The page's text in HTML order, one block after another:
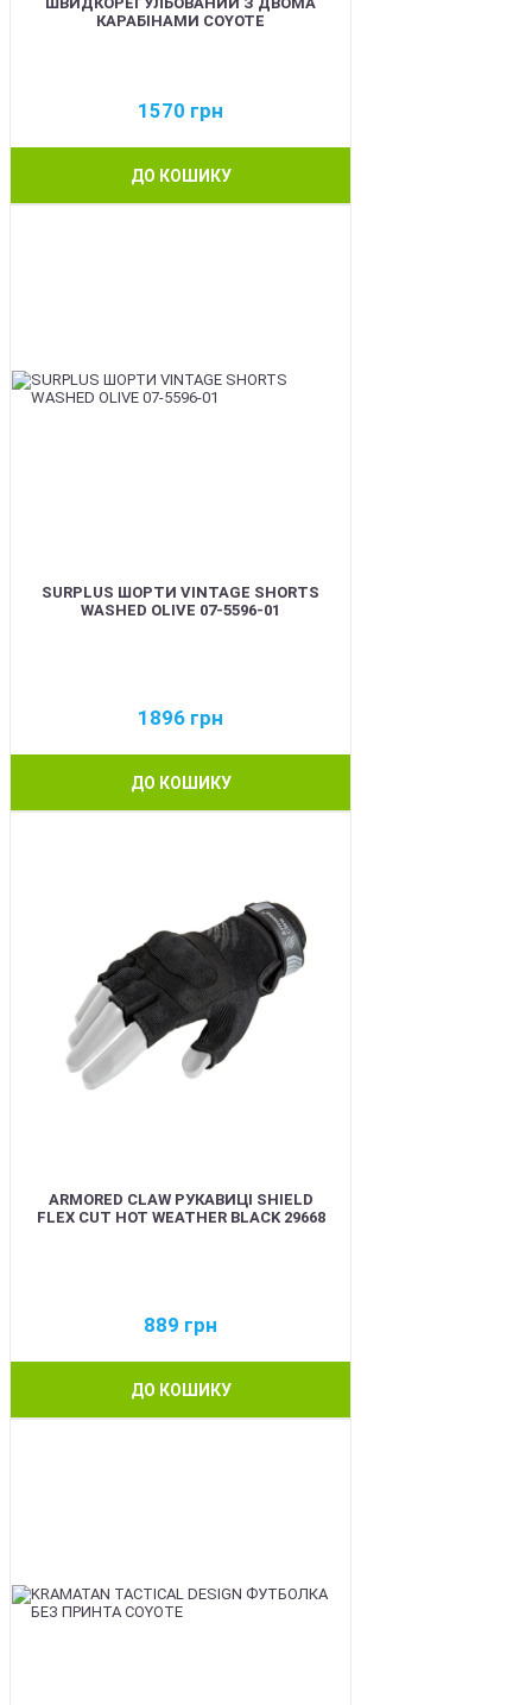
КАРАБІНАМИ COYOTE
1570 грн
ДО КОШИКУ
SURPLUS ШОРТИ VINTAGE SHORTS
WASHED OLIVE 07-5596-01
1896 грн
ДО КОШИКУ
ARMORED CLAW РУКАВИЦІ SHIELD
FLEX CUT HOT WEATHER BLACK 29668
889 грн
ДО КОШИКУ